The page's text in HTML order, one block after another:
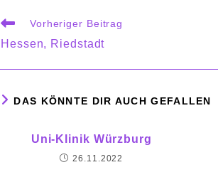
Weitere
ansehen
Vorheriger Beitrag
Hessen, Riedstadt
DAS KÖNNTE DIR AUCH GEFALLEN
Uni-Klinik Würzburg
26.11.2022